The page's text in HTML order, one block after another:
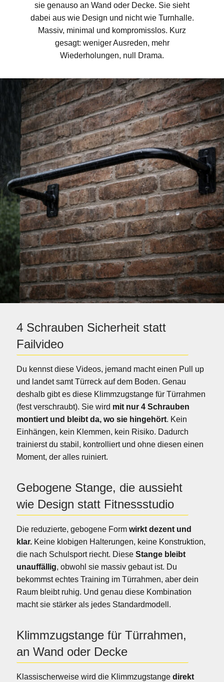
sie genauso an Wand oder Decke. Sie sieht
dabei aus wie Design und nicht wie Turnhalle.
Massiv, minimal und kompromisslos. Kurz
gesagt: weniger Ausreden, mehr
Wiederholungen, null Drama.
4 Schrauben Sicherheit statt
Failvideo
Du kennst diese Videos, jemand macht einen Pull up
und landet samt Türreck auf dem Boden. Genau
deshalb gibt es diese Klimmzugstange für Türrahmen
(fest verschraubt). Sie wird mit nur 4 Schrauben
montiert und bleibt da, wo sie hingehört. Kein
Einhängen, kein Klemmen, kein Risiko. Dadurch
trainierst du stabil, kontrolliert und ohne diesen einen
Moment, der alles ruiniert.
Gebogene Stange, die aussieht
wie Design statt Fitnessstudio
Die reduzierte, gebogene Form wirkt dezent und
klar.Keine klobigen Halterungen, keine Konstruktion,
die nach Schulsport riecht. Diese Stange bleibt
unauffällig, obwohl sie massiv gebaut ist. Du
bekommst echtes Training im Türrahmen, aber dein
Raum bleibt ruhig. Und genau diese Kombination
macht sie stärker als jedes Standardmodell.
Klimmzugstange für Türrahmen,
an Wand oder Decke
Klassischerweise wird die Klimmzugstange direkt